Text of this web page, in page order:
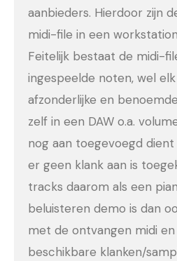
aanbieders. Hierdoor zijn
midi-file in een
Feitelijk bestaat de midi-
ingespeelde noten, wel
afzonderlijke en
zelf in een DAW o.a.
nog aan toegevoegd
er geen klank aan is
tracks daarom als een
beluisteren demo is dan
met de ontvangen midi en
beschikbare klanken/